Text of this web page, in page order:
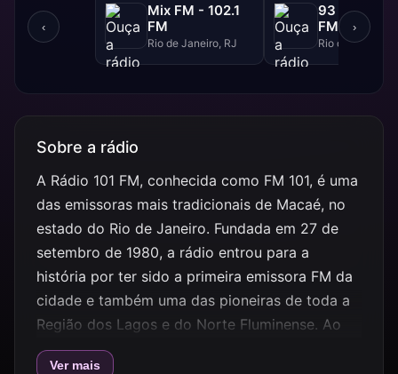
‹
Mix FM - 102.1
FM
Rio de Janeiro, RJ
93 FM -
FM
Rio de Janeiro,
›
Sobre a rádio
A Rádio 101 FM, conhecida como FM 101, é uma
das emissoras mais tradicionais de Macaé, no
estado do Rio de Janeiro. Fundada em 27 de
setembro de 1980, a rádio entrou para a
história por ter sido a primeira emissora FM da
cidade e também uma das pioneiras de toda a
Região dos Lagos e do Norte Fluminense. Ao
longo de décadas no ar, a emissora construiu
Ver mais